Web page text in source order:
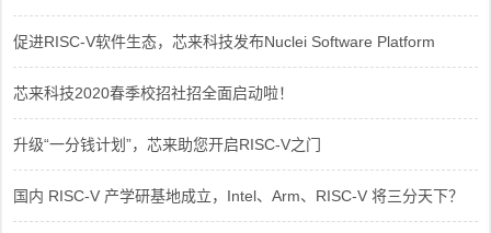
促进RISC-V软件生态，芯来科技发布Nuclei Software Platform
芯来科技2020春季校招社招全面启动啦！
升级“一分钱计划”，芯来助您开启RISC-V之门
国内 RISC-V 产学研基地成立，Intel、Arm、RISC-V 将三分天下？